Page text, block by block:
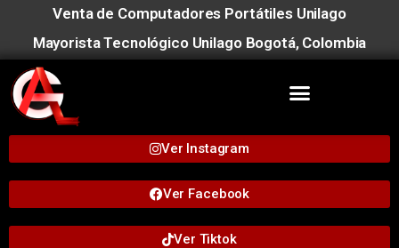
Venta de Computadores Portátiles Unilago
Mayorista Tecnológico Unilago Bogotá, Colombia
Ver Instagram
Ver Facebook
Ver Tiktok